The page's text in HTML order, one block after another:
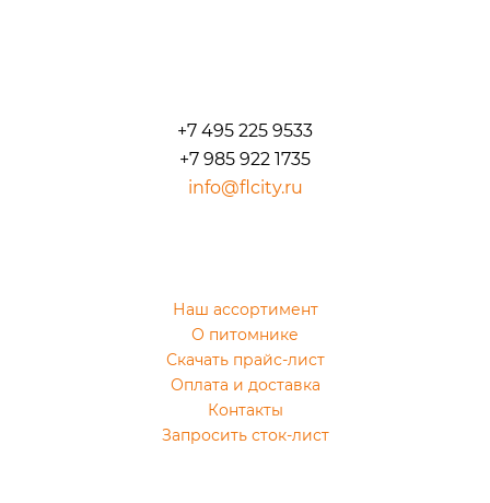
+7 495 225 9533
+7 985 922 1735
info@flcity.ru
Наш ассортимент
О питомнике
Скачать прайс-лист
Оплата и доставка
Контакты
Запросить сток-лист